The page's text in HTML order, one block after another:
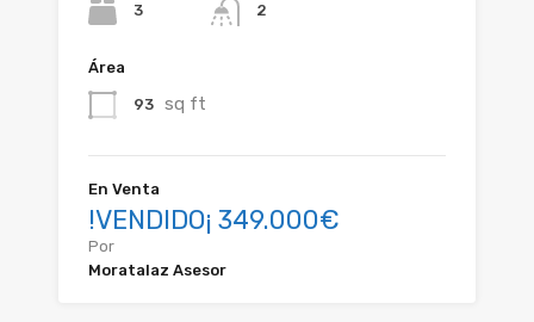
3 2
Área
93 sq ft
En Venta
!VENDIDO¡ 349.000€
Por
Moratalaz Asesor